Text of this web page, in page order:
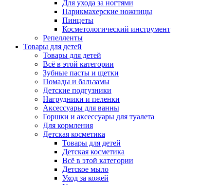
Для ухода за ногтями
Парикмахерские ножницы
Пинцеты
Косметологический инструмент
Репелленты
Товары для детей
Товары для детей
Всё в этой категории
Зубные пасты и щетки
Помады и бальзамы
Детские подгузники
Нагрудники и пеленки
Аксессуары для ванны
Горшки и аксессуары для туалета
Для кормления
Детская косметика
Товары для детей
Детская косметика
Всё в этой категории
Детское мыло
Уход за кожей